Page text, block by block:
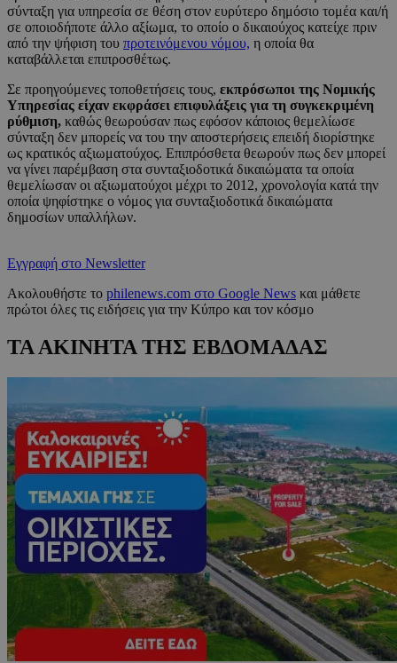
σύνταξη για υπηρεσία σε θέση στον ευρύτερο δημόσιο τομέα και/ή
σε οποιοδήποτε άλλο αξίωμα, το οποίο ο δικαιούχος κατείχε πριν
από την ψήφιση του προτεινόμενου νόμου, η οποία θα
καταβάλλεται επιπροσθέτως.
Σε προηγούμενες τοποθετήσεις τους, εκπρόσωποι της Νομικής
Υπηρεσίας είχαν εκφράσει επιφυλάξεις για τη συγκεκριμένη
ρύθμιση, καθώς θεωρούσαν πως εφόσον κάποιος θεμελίωσε
σύνταξη δεν μπορείς να του την αποστερήσεις επειδή διορίστηκε
ως κρατικός αξιωματούχος. Επιπρόσθετα θεωρούν πως δεν μπορεί
να γίνει παρέμβαση στα συνταξιοδοτικά δικαιώματα τα οποία
θεμελίωσαν οι αξιωματούχοι μέχρι το 2012, χρονολογία κατά την
οποία ψηφίστηκε ο νόμος για συνταξιοδοτικά δικαιώματα
δημοσίων υπαλλήλων.
Εγγραφή στο Newsletter
Ακολουθήστε το philenews.com στο Google News και μάθετε
πρώτοι όλες τις ειδήσεις για την Κύπρο και τον κόσμο
ΤΑ ΑΚΙΝΗΤΑ ΤΗΣ ΕΒΔΟΜΑΔΑΣ